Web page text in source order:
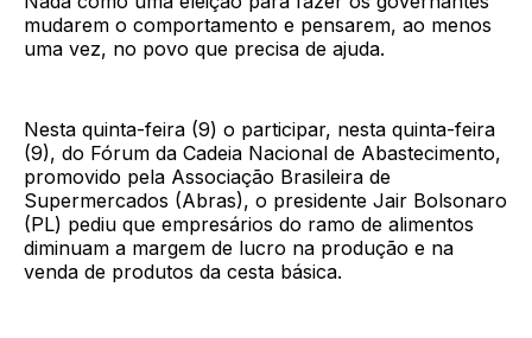
mudarem o comportamento e pensarem, ao menos
uma vez, no povo que precisa de ajuda.
Nesta quinta-feira (9) o participar, nesta quinta-feira
(9), do Fórum da Cadeia Nacional de Abastecimento,
promovido pela Associação Brasileira de
Supermercados (Abras), o presidente Jair Bolsonaro
(PL) pediu que empresários do ramo de alimentos
diminuam a margem de lucro na produção e na
venda de produtos da cesta básica.